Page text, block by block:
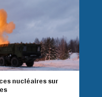
nucléaires sur